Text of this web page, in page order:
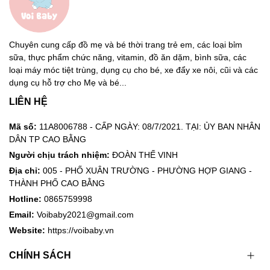
Mô tả:
Viên uống tăng khả năng thụ thai Pregnacare Conception
His & Hers 60 viên là sản phẩm viên uống được tinh chế
100% từ thiên nhiên, cung cấp các dưỡng chất cần thiết
cho cơ thể, giúp quá trình thụ thai nhanh và dễ dàng hơn.
Công dụng:
Hỗ trợ sức khỏe sinh sản nam và nữ giới, tăng khả năng
thụ thai, bảo vệ thai trong thai kỳ đầu.
Chống ôxy hóa, bảo vệ nang não, hỗ trợ quá trình hình
thành thai, bảo vệ sự phát sinh phôi khỏi bị tác động của
ôxy hóa.
Hoạt động trong vai trò một chất chống oxy hóa, giúp ổn
định tính toàn vẹn của tinh trùng roi (đuôi của tinh trùng).
Hỗ trợ sức khỏe tinh trùng.
Chuyên cung cấp đồ mẹ và bé thời trang trẻ em, các loại bỉm
sữa, thực phẩm chức năng, vitamin, đồ ăn dặm, bình sữa, các
loại máy móc tiệt trùng, dụng cụ cho bé, xe đẩy xe nôi, cũi và các
dụng cụ hỗ trợ cho Mẹ và bé...
LIÊN HỆ
Mã số: 11A8006788 - CẤP NGÀY: 08/7/2021. TẠI: ỦY BAN NHÂN
DÂN TP CAO BẰNG
Người chịu trách nhiệm: ĐOÀN THẾ VINH
Địa chỉ: 005 - PHỐ XUÂN TRƯỜNG - PHƯỜNG HỢP GIANG -
THÀNH PHỐ CAO BẰNG
Hotline: 0865759998
Email: Voibaby2021@gmail.com
Website: https://voibaby.vn
CHÍNH SÁCH